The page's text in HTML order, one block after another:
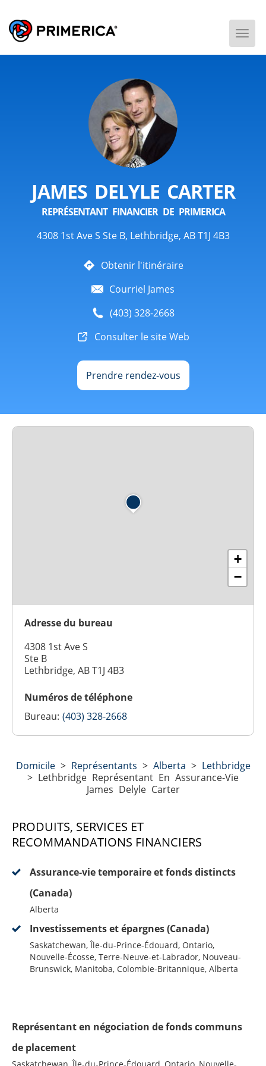
JAMES DELYLE CARTER
REPRÉSENTANT FINANCIER DE PRIMERICA
4308 1st Ave S Ste B, Lethbridge, AB T1J 4B3
Obtenir l'itinéraire
Courriel James
(403) 328-2668
Consulter le site Web
Prendre rendez-vous
+
−
Adresse du bureau
4308 1st Ave S
Ste B
Lethbridge, AB T1J 4B3
Numéros de téléphone
Bureau: (403) 328-2668
Domicile> Représentants > Alberta > Lethbridge
> Lethbridge Représentant En Assurance-Vie
James Delyle Carter
PRODUITS, SERVICES ET
RECOMMANDATIONS FINANCIERS
Assurance-vie temporaire et fonds distincts
(Canada)
Alberta
Investissements et épargnes (Canada)
Saskatchewan, Île-du-Prince-Édouard, Ontario,
Nouvelle-Écosse, Terre-Neuve-et-Labrador, Nouveau-
Brunswick, Manitoba, Colombie-Britannique, Alberta
Représentant en négociation de fonds communs
de placement